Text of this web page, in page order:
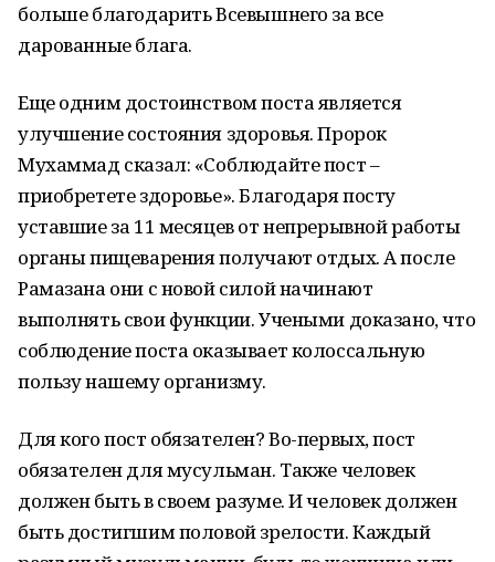
больше благодарить Всевышнего за все
дарованные блага.
Еще одним достоинством поста является
улучшение состояния здоровья. Пророк
Мухаммад сказал: «Соблюдайте пост –
приобретете здоровье». Благодаря посту
уставшие за 11 месяцев от непрерывной работы
органы пищеварения получают отдых. А после
Рамазана они с новой силой начинают
выполнять свои функции. Учеными доказано, что
соблюдение поста оказывает колоссальную
пользу нашему организму.
Для кого пост обязателен? Во-первых, пост
обязателен для мусульман. Также человек
должен быть в своем разуме. И человек должен
быть достигшим половой зрелости. Каждый